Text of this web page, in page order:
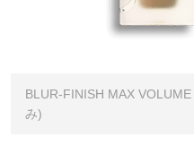
BLUR-FINISH MAX
み)